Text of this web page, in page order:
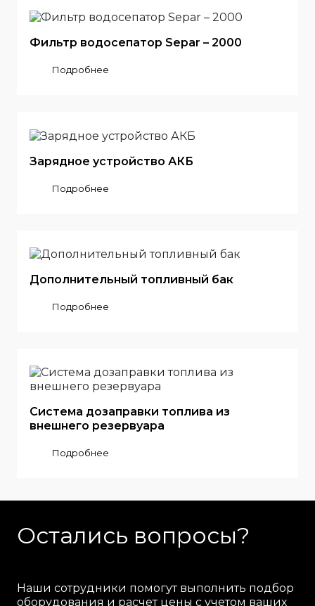
Фильтр водосепатор Separ – 2000
Подробнее
Зарядное устройство АКБ
Подробнее
Дополнительный топливный бак
Подробнее
Система дозаправки топлива из
внешнего резервуара
Подробнее
Остались вопросы?
Наши сотрудники помогут выполнить подбор
оборудования и расчет цены с учетом ваших